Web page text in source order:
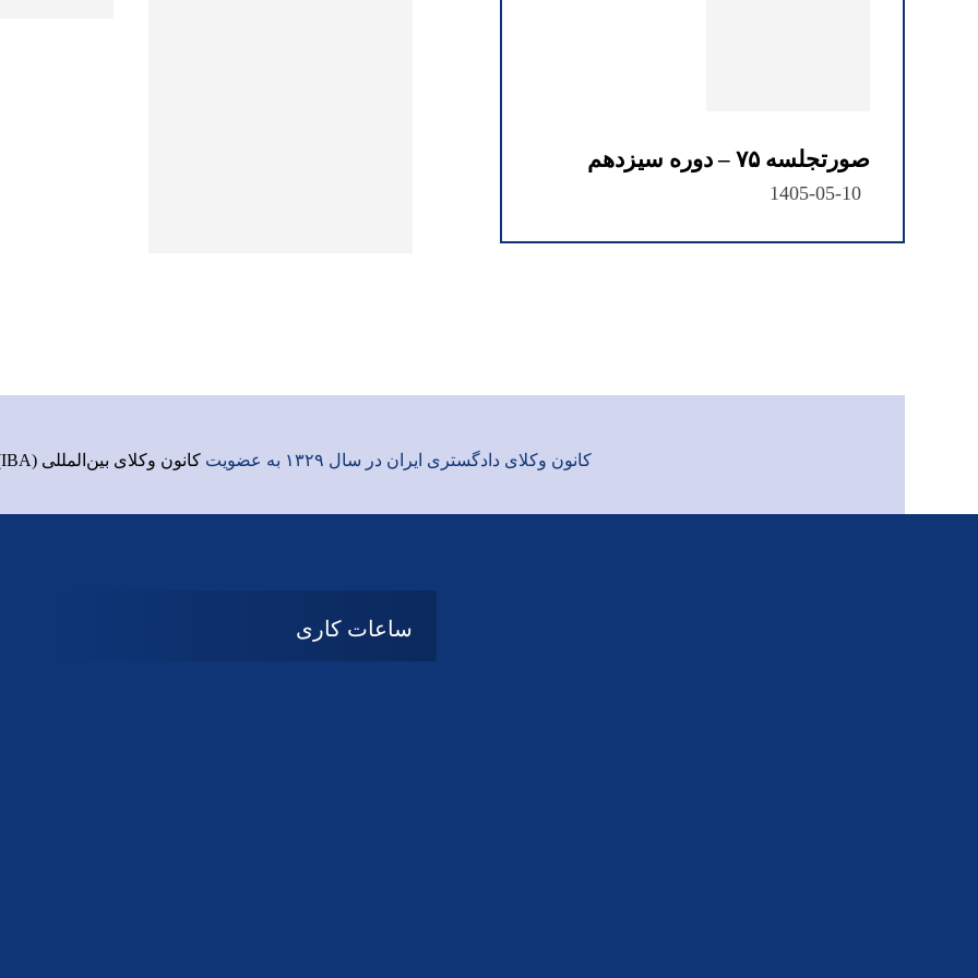
صورتجلسه ۷۵ – دوره سیزدهم
1405-05-10
کانون وکلای دادگستری ایران در سال ۱۳۲۹ به عضویت کانون وکلای بین‌المللی (IBA)
ساعات کاری